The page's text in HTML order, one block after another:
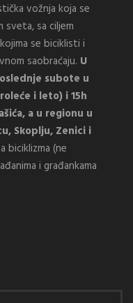
vožnja koja se
sveta, sa ciljem
se biciklisti i
saobraćaju. U
subote u
i leto) i 15h
a u regionu u
Skoplju, Zenici i
biciklizma (ne
i građankama